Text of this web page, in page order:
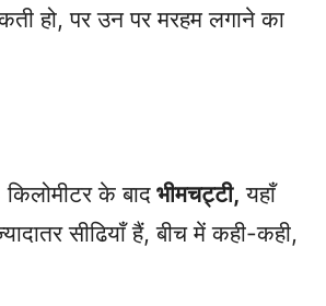
हो, पर उन पर मरहम लगाने का
के बाद भीमचट्टी, यहाँ
सीढियाँ हैं, बीच में कही-कही,